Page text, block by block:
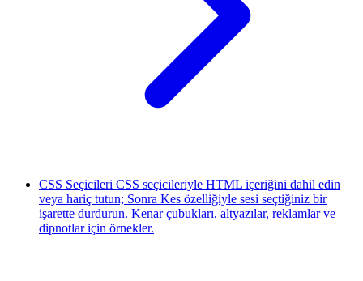
CSS Seçicileri CSS seçicileriyle HTML içeriğini dahil edin
veya hariç tutun; Sonra Kes özelliğiyle sesi seçtiğiniz bir
işarette durdurun. Kenar çubukları, altyazılar, reklamlar ve
dipnotlar için örnekler.